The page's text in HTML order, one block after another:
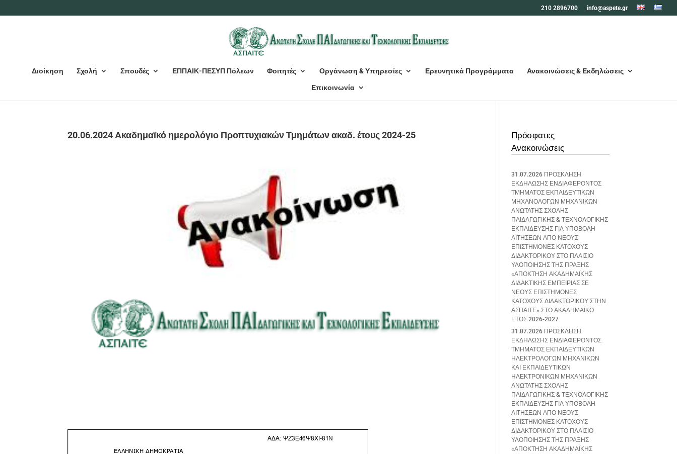
210 2896700 info@aspete.gr
Διοίκηση Σχολή Σπουδές ΕΠΠΑΙΚ-ΠΕΣΥΠ Πόλεων Φοιτητές Οργάνωση & Υπηρεσίες Ερευνητικά Προγράμματα Ανακοινώσεις & Εκδηλώσεις
Επικοινωνία
20.06.2024 Ακαδημαϊκό ημερολόγιο Προπτυχιακών Τμημάτων ακαδ. έτους 2024-25
Πρόσφατες
Ανακοινώσεις
31.07.2026 ΠΡΟΣΚΛΗΣΗ
ΕΚΔΗΛΩΣΗΣ ΕΝΔΙΑΦΕΡΟΝΤΟΣ
ΤΜΗΜΑΤΟΣ ΕΚΠΑΙΔΕΥΤΙΚΩΝ
ΜΗΧΑΝΟΛΟΓΩΝ ΜΗΧΑΝΙΚΩΝ
ΑΝΩΤΑΤΗΣ ΣΧΟΛΗΣ
ΠΑΙΔΑΓΩΓΙΚΗΣ & ΤΕΧΝΟΛΟΓΙΚΗΣ
ΕΚΠΑΙΔΕΥΣΗΣ ΓΙΑ ΥΠΟΒΟΛΗ
ΑΙΤΗΣΕΩΝ ΑΠΟ ΝΕΟΥΣ
ΕΠΙΣΤΗΜΟΝΕΣ ΚΑΤΟΧΟΥΣ
ΔΙΔΑΚΤΟΡΙΚΟΥ ΣΤΟ ΠΛΑΙΣΙΟ
ΥΛΟΠΟΙΗΣΗΣ ΤΗΣ ΠΡΑΞΗΣ
«ΑΠΟΚΤΗΣΗ ΑΚΑΔΗΜΑΪΚΗΣ
ΔΙΔΑΚΤΙΚΗΣ ΕΜΠΕΙΡΙΑΣ ΣΕ
ΝΕΟΥΣ ΕΠΙΣΤΗΜΟΝΕΣ
ΚΑΤΟΧΟΥΣ ΔΙΔΑΚΤΟΡΙΚΟΥ ΣΤΗΝ
ΑΣΠΑΙΤΕ» ΣΤΟ ΑΚΑΔΗΜΑΪΚΟ
ΕΤΟΣ 2026-2027
31.07.2026 ΠΡΟΣΚΛΗΣΗ
ΕΚΔΗΛΩΣΗΣ ΕΝΔΙΑΦΕΡΟΝΤΟΣ
ΤΜΗΜΑΤΟΣ ΕΚΠΑΙΔΕΥΤΙΚΩΝ
ΗΛΕΚΤΡΟΛΟΓΩΝ ΜΗΧΑΝΙΚΩΝ
ΚΑΙ ΕΚΠΑΙΔΕΥΤΙΚΩΝ
ΗΛΕΚΤΡΟΝΙΚΩΝ ΜΗΧΑΝΙΚΩΝ
ΑΝΩΤΑΤΗΣ ΣΧΟΛΗΣ
ΠΑΙΔΑΓΩΓΙΚΗΣ & ΤΕΧΝΟΛΟΓΙΚΗΣ
ΕΚΠΑΙΔΕΥΣΗΣ ΓΙΑ ΥΠΟΒΟΛΗ
ΑΙΤΗΣΕΩΝ ΑΠΟ ΝΕΟΥΣ
ΕΠΙΣΤΗΜΟΝΕΣ ΚΑΤΟΧΟΥΣ
ΔΙΔΑΚΤΟΡΙΚΟΥ ΣΤΟ ΠΛΑΙΣΙΟ
ΥΛΟΠΟΙΗΣΗΣ ΤΗΣ ΠΡΑΞΗΣ
«ΑΠΟΚΤΗΣΗ ΑΚΑΔΗΜΑΪΚΗΣ